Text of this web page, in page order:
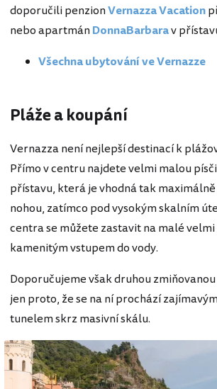
doporučili penzionVernazza Vacation
nebo apartmánDonnaBarbarav
Všechna ubytování ve Vernazze
Pláže a koupání
Vernazza není nejlepší destinací k
Přímo v centru najdete velmi malou
přístavu, která je vhodná tak
nohou, zatímco pod vysokým skalním
centra se můžete zastavit na malé
kamenitým vstupem do vody.
Doporučujeme však druhou
jen proto, že se na ní prochází
tunelem skrz masivní skálu.